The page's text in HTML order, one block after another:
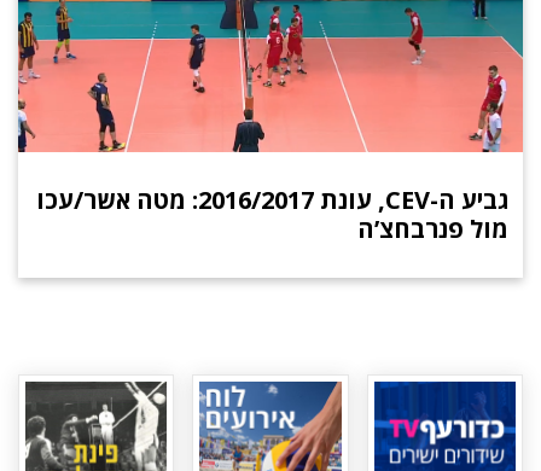
גביע ה-CEV, עונת 2016/2017: מטה אשר/עכו
מול פנרבחצ’ה